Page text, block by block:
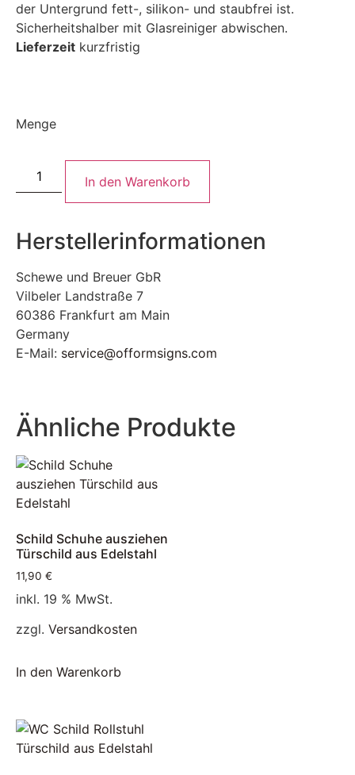
der Untergrund fett-, silikon- und staubfrei ist.
Sicherheitshalber mit Glasreiniger abwischen.
Lieferzeit kurzfristig
Menge
In den Warenkorb
Herstellerinformationen
Schewe und Breuer GbR
Vilbeler Landstraße 7
60386 Frankfurt am Main
Germany
E-Mail: service@offormsigns.com
Ähnliche Produkte
Schild Schuhe ausziehen
Türschild aus Edelstahl
11,90 €
inkl. 19 % MwSt.
zzgl. Versandkosten
In den Warenkorb